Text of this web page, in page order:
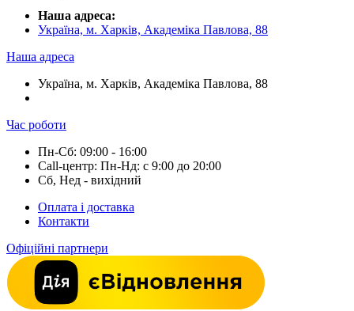
Наша адреса:
Україна, м. Харків, Академіка Павлова, 88
Наша адреса
Україна, м. Харків, Академіка Павлова, 88
Час роботи
Пн-Сб: 09:00 - 16:00
Call-центр: Пн-Нд: с 9:00 до 20:00
Сб, Нед - вихідний
Оплата і доставка
Контакти
Офіційні партнери